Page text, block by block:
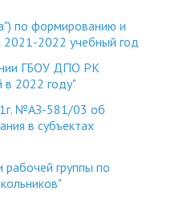
по формированию и
2021-2022 учебный год
ГБОУ ДПО РК
в 2022 году"
№АЗ-581/03 об
в субъектах
группы по